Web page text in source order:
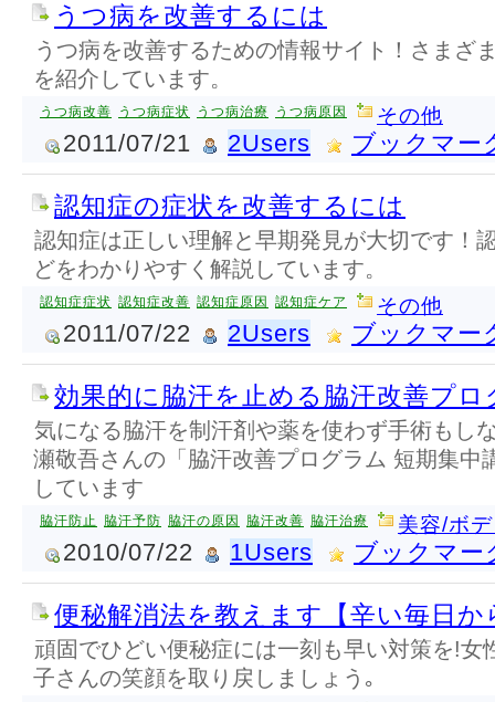
うつ病を改善するには
うつ病を改善するための情報サイト！さまざ
を紹介しています。
うつ病改善 うつ病症状 うつ病治療 うつ病原因 その他
2011/07/21 2Users ブックマー
認知症の症状を改善するには
認知症は正しい理解と早期発見が大切です！
どをわかりやすく解説しています。
認知症症状 認知症改善 認知症原因 認知症ケア その他
2011/07/22 2Users ブックマー
効果的に脇汗を止める脇汗改善プロ
気になる脇汗を制汗剤や薬を使わず手術もし
瀬敬吾さんの「脇汗改善プログラム 短期集中
しています
脇汗防止 脇汗予防 脇汗の原因 脇汗改善 脇汗治療 美容/ボ
2010/07/22 1Users ブックマー
便秘解消法を教えます【辛い毎日か
頑固でひどい便秘症には一刻も早い対策を!女
子さんの笑顔を取り戻しましょう｡